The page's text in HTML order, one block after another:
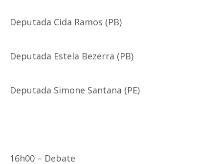
Deputada Cida Ramos (PB)
Deputada Estela Bezerra (PB)
Deputada Simone Santana (PE)
16h00 – Debate